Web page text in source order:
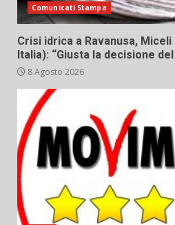
Comunicati Stampa
Crisi idrica a Ravanusa,
Italia): “Giusta la decisione
8 Agosto 2026